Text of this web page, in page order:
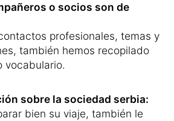
o socios son de
profesionales, temas y
también hemos recopilado
vocabulario.
sobre la sociedad serbia:
bien su viaje, también le